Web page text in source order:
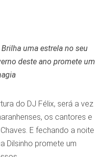
uma estrela no seu
deste ano promete um
do DJ Félix, será a vez
os cantores e
E fechando a noite
Dilsinho promete um